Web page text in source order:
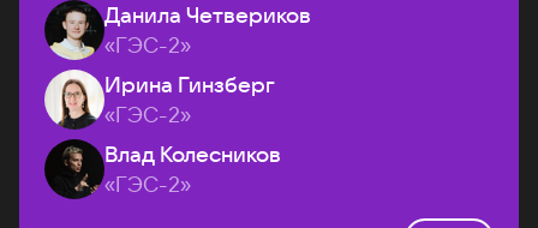
Данила Четвериков
«ГЭС-2»
Ирина Гинзберг
«ГЭС-2»
Влад Колесников
«ГЭС-2»